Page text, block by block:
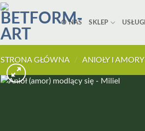
O NAS SKLEP USŁUGI
STRONA GŁÓWNA / ANIOŁY I AMORY